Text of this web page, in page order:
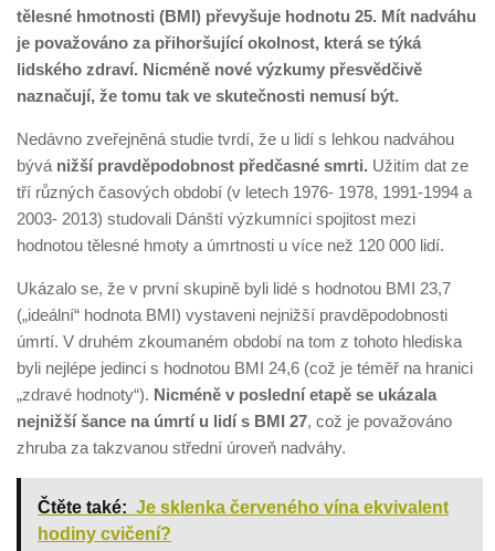
tělesné hmotnosti (BMI) převyšuje hodnotu 25. Mít nadváhu
je považováno za přihoršující okolnost, která se týká
lidského zdraví. Nicméně nové výzkumy přesvědčivě
naznačují, že tomu tak ve skutečnosti nemusí být.
Nedávno zveřejněná studie tvrdí, že u lidí s lehkou nadváhou
bývá nižší pravděpodobnost předčasné smrti. Užitím dat ze
tří různých časových období (v letech 1976- 1978, 1991-1994 a
2003- 2013) studovali Dánští výzkumníci spojitost mezi
hodnotou tělesné hmoty a úmrtnosti u více než 120 000 lidí.
Ukázalo se, že v první skupině byli lidé s hodnotou BMI 23,7
(„ideální“ hodnota BMI) vystaveni nejnižší pravděpodobnosti
úmrtí. V druhém zkoumaném období na tom z tohoto hlediska
byli nejlépe jedinci s hodnotou BMI 24,6 (což je téměř na hranici
„zdravé hodnoty“). Nicméně v poslední etapě se ukázala
nejnižší šance na úmrtí u lidí s BMI 27, což je považováno
zhruba za takzvanou střední úroveň nadváhy.
Čtěte také: Je sklenka červeného vína ekvivalent
hodiny cvičení?